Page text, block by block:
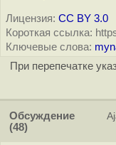
Лицензия: CC BY 3.0
Короткая ссылка:
Ключевые слова:
При перепечатке
Обсуждение
(48)